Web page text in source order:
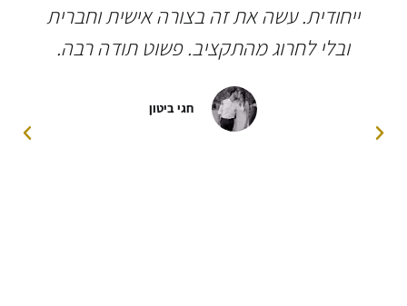
ייחודית. עשה את זה בצורה אישית וחברית
ובלי לחרוג מהתקציב. פשוט תודה רבה.
חגי ביטון